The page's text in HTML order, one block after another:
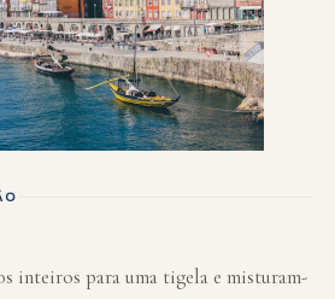
inteiros para uma tigela e misturam-